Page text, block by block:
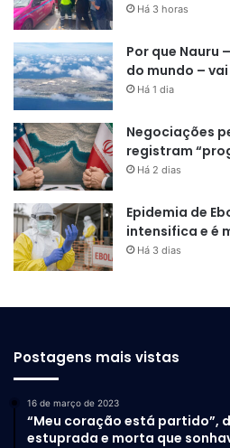
Há 3 horas
Por que Nauru
do mundo –
Há 1 dia
Negociações
registram
Há 2 dias
Epidemia de
intensifica e é
Há 3 dias
Postagens mais vistas
16 de março de 2023
“Meu coração está partido”,
estuprada e morta que